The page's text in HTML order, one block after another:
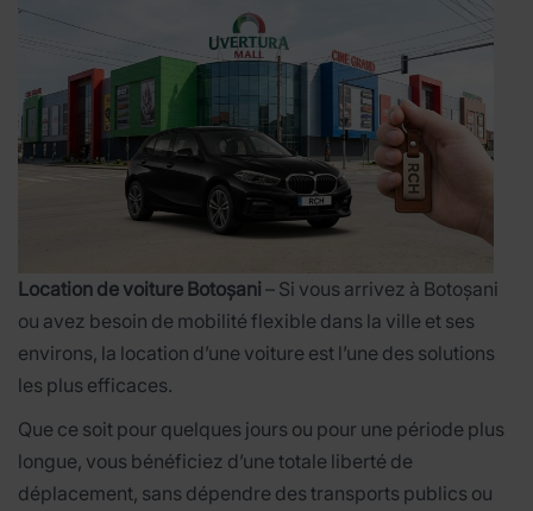
Location de voiture Botoșani – Si vous arrivez à Botoșani
ou avez besoin de mobilité flexible dans la ville et ses
environs, la location d’une voiture est l’une des solutions
les plus efficaces.
Que ce soit pour quelques jours ou pour une période plus
longue, vous bénéficiez d’une totale liberté de
déplacement, sans dépendre des transports publics ou